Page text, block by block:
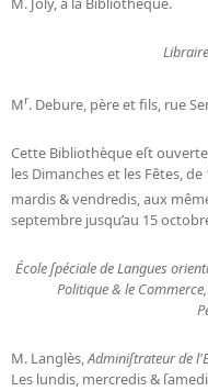
Mr. Debure, père et fils, rue
Cette Bibliothèque eſt
les Dimanches et les Fêtes,
mardis & vendredis, aux
septembre jusqu’au 15
École ſpéciale de Langues
Politique & le
M. Langlès,Adminiſtrateur de
Les lundis, mercredis &